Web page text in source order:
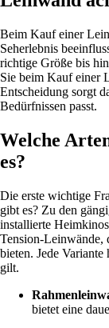
Beim Kauf einer
Seherlebnis
richtige Größe bis
Sie beim Kauf einer
Entscheidung sorgt
Bedürfnissen passt.
Welche
es?
Die erste wichtige
gibt es? Zu den
installierte
Tension-Leinwände,
bieten. Jede
gilt.
bietet eine